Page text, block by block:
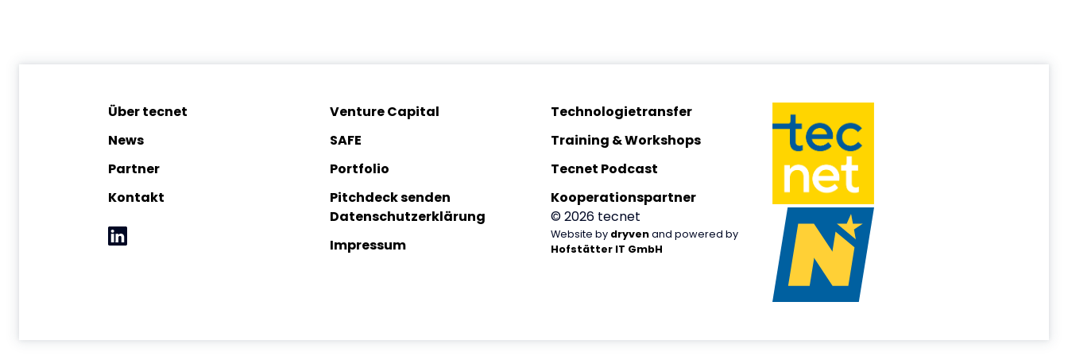
Über tecnet
News
Partner
Kontakt
Venture Capital
SAFE
Portfolio
Pitchdeck senden
Technologietransfer
Training & Workshops
Tecnet Podcast
Kooperationspartner
Datenschutzerklärung
Impressum
© 2026 tecnet
Website by dryvenand powered by
Hofstätter IT GmbH